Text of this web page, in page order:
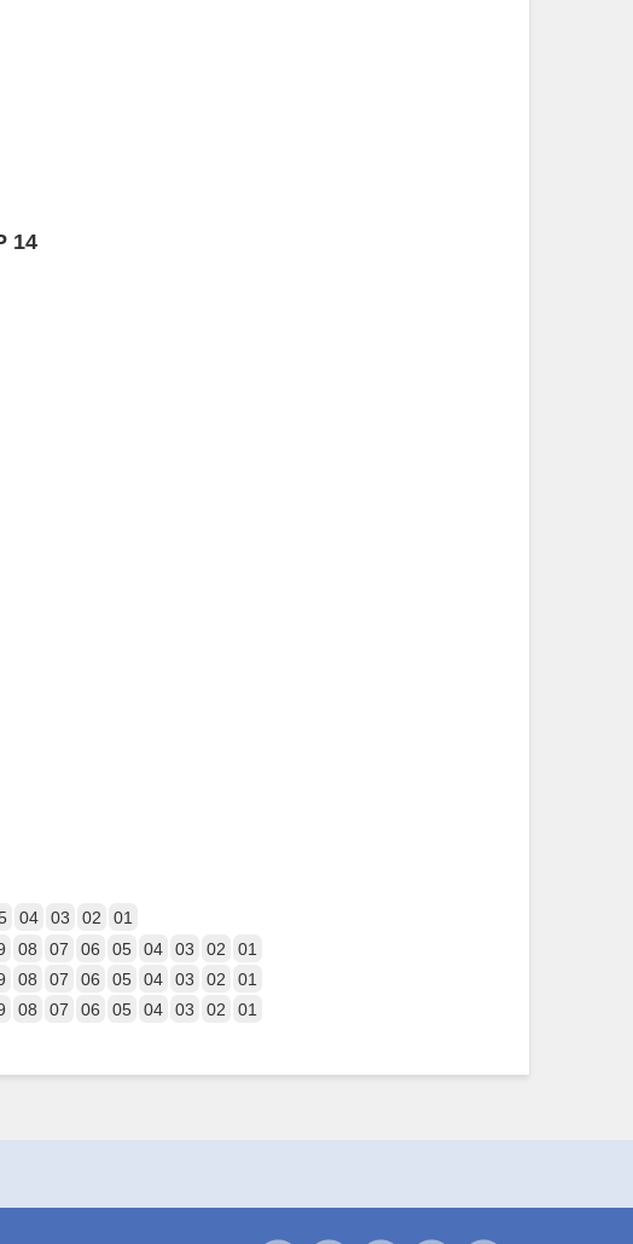
14
04 03 02 01
08 07 06 05 04 03 02 01
08 07 06 05 04 03 02 01
08 07 06 05 04 03 02
01